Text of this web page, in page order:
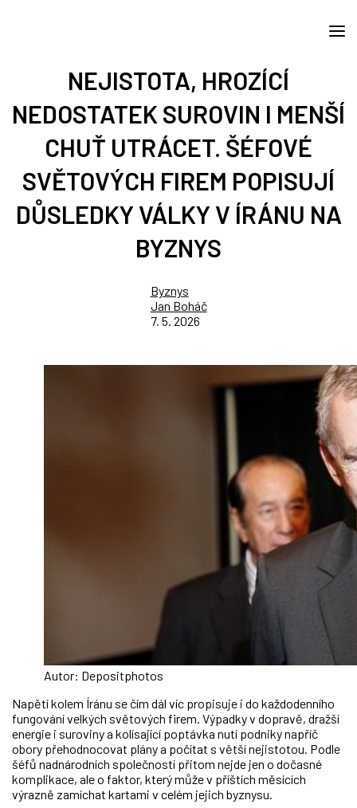
NEJISTOTA, HROZÍCÍ
NEDOSTATEK SUROVIN I MENŠÍ
CHUŤ UTRÁCET. ŠÉFOVÉ
SVĚTOVÝCH FIREM POPISUJÍ
DŮSLEDKY VÁLKY V ÍRÁNU NA
BYZNYS
Byznys
Jan Boháč
7. 5. 2026
Autor: Depositphotos
Napětí kolem Íránu se čím dál víc propisuje i do každodenního
fungování velkých světových firem. Výpadky v dopravě, dražší
energie i suroviny a kolísající poptávka nutí podniky napříč
obory přehodnocovat plány a počítat s větší nejistotou. Podle
šéfů nadnárodních společností přitom nejde jen o dočasné
komplikace, ale o faktor, který může v příštích měsících
výrazně zamíchat kartami v celém jejich byznysu.